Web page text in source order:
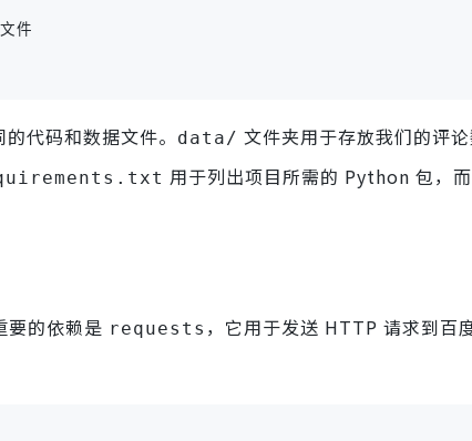
件
代码和数据文件。 data/ 文件夹用于存放我们的评论
用于列出项目所需的 Python 包，而
要的依赖是 requests ，它用于发送 HTTP 请求到百